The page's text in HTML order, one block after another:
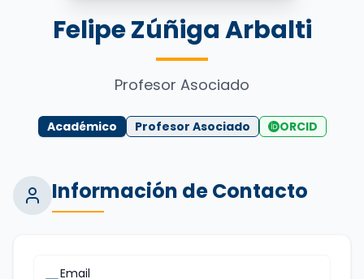
Felipe Zúñiga Arbalti
Profesor Asociado
Académico Profesor Asociado ORCID
Información de Contacto
Email